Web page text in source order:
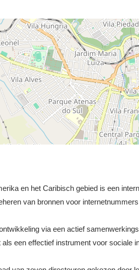
en het Caribisch gebied is een
van bronnen voor
via een actief
een effectief instrument voor